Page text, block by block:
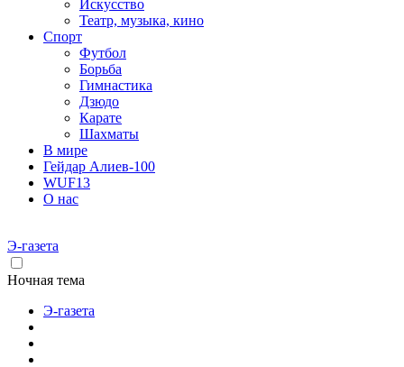
Искусство
Театр, музыка, кино
Спорт
Футбол
Борьба
Гимнастика
Дзюдо
Карате
Шахматы
В мире
Гейдар Алиев-100
WUF13
О нас
Э-газета
Ночная тема
Э-газета